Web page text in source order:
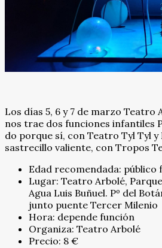
Los días 5, 6 y 7 de marzo Teatro
nos trae dos funciones infantiles
do porque sí, con Teatro Tyl Tyl y
sastrecillo valiente, con Tropos
Edad recomendada: público
Lugar: Teatro Arbolé,
Agua Luis Buñuel. Pº del
junto puente Tercer Milenio
Hora: depende función
Organiza: Teatro Arbolé
Precio: 8 €